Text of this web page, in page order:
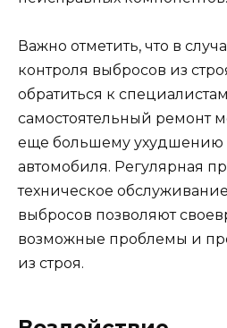
Важно отметить, что в
контроля выбросов из
обратиться к
самостоятельный ремонт
еще большему ухудшению
автомобиля. Регулярная
техническое
выбросов позволяют
возможные проблемы и
из строя.